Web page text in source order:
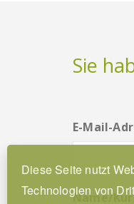
Sie
E-Mail-
Name/
Diese Seite nutzt
Technologien von